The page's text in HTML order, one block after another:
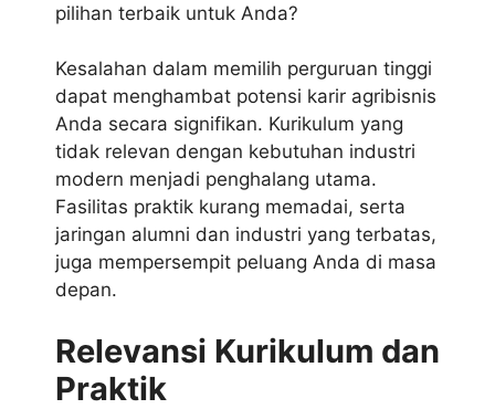
pilihan terbaik untuk Anda?
Kesalahan dalam memilih perguruan tinggi
dapat menghambat potensi karir agribisnis
Anda secara signifikan. Kurikulum yang
tidak relevan dengan kebutuhan industri
modern menjadi penghalang utama.
Fasilitas praktik kurang memadai, serta
jaringan alumni dan industri yang terbatas,
juga mempersempit peluang Anda di masa
depan.
Relevansi Kurikulum dan
Praktik